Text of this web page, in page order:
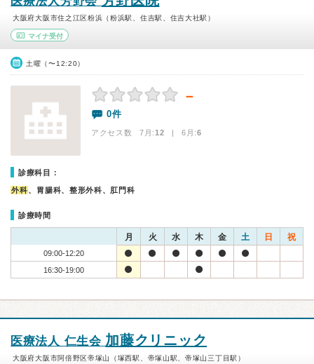
大阪府大阪市住之江区粉浜（粉浜駅、住吉駅、住吉大社駅）
マイナ受付
土曜（〜12:20）
－
0件
アクセス数 7月:12 | 6月:6
診療科目：
外科、胃腸科、整形外科、肛門科
診療時間
月 火 水 木 金 土 日 祝
09:00-12:20
16:30-19:00
医療法人 仁生会 加藤クリニック
大阪府大阪市阿倍野区帝塚山（塚西駅、帝塚山駅、帝塚山三丁目駅）